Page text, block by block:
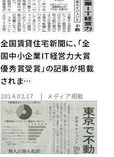
全国賃貸住宅新聞に、「全
国中小企業IT経営力大賞
優秀賞受賞」の記事が掲載
されま…
2014.02.17 メディア掲載